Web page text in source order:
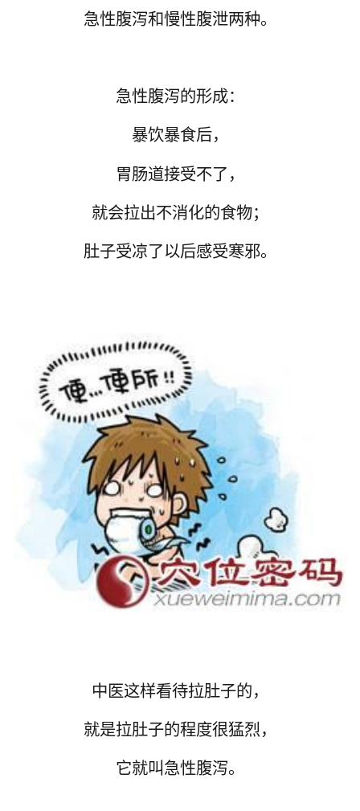
急性腹泻和慢性腹泄两种。
急性腹泻的形成：
暴饮暴食后，
胃肠道接受不了，
就会拉出不消化的食物；
肚子受凉了以后感受寒邪。
中医这样看待拉肚子的，
就是拉肚子的程度很猛烈，
它就叫急性腹泻。